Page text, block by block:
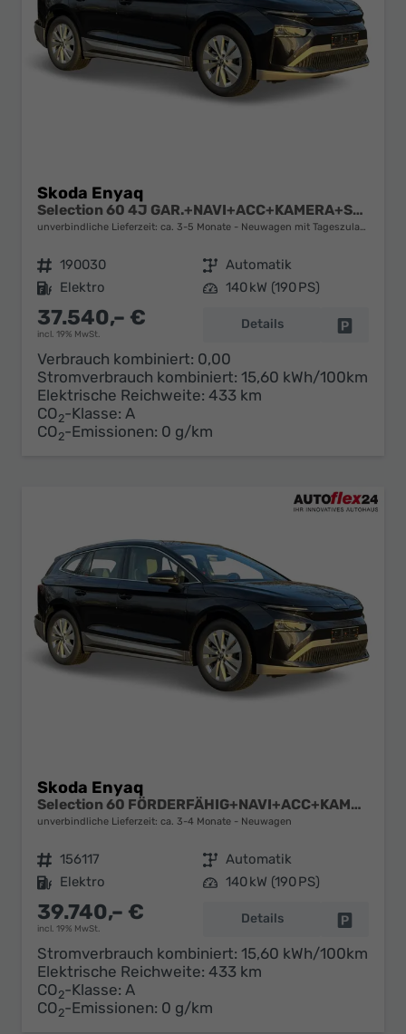
Skoda Enyaq
Selection 60 4J GAR.+NAVI+ACC+KAMERA+SHZ+19" ALU+KESSY+LED+KLIMA
unverbindliche Lieferzeit: ca. 3-5 Monate Neuwagen mit Tageszulassung
Fahrzeugnr. 190030 Getriebe Automatik
Kraftstoff Elektro Leistung 140 kW (190 PS)
37.540,– €
incl. 19% MwSt.
Details
Verbrauch kombiniert: 0,00
Stromverbrauch kombiniert: 15,60 kWh/100km
Elektrische Reichweite: 433 km
CO2-Klasse: A
CO2-Emissionen: 0 g/km
Skoda Enyaq
Selection 60 FÖRDERFÄHIG+NAVI+ACC+KAMERA+SHZ+LED+19" ALU
unverbindliche Lieferzeit: ca. 3-4 Monate Neuwagen
Fahrzeugnr. 156117 Getriebe Automatik
Kraftstoff Elektro Leistung 140 kW (190 PS)
39.740,– €
incl. 19% MwSt.
Details
Stromverbrauch kombiniert: 15,60 kWh/100km
Elektrische Reichweite: 433 km
CO2-Klasse: A
CO2-Emissionen: 0 g/km